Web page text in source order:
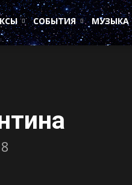
СОБЫТИЯ МУЗЫКА